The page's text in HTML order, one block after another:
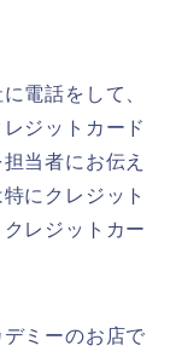
電話をして、
ジットカード
当者にお伝え
にクレジット
レジットカー
ミーのお店で